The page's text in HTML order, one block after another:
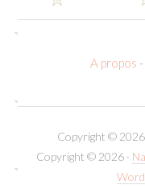
A propos -
Copyright © 2026
Copyright © 2026 ·